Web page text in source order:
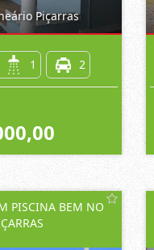
Piçarras
1 2
PISCINA BEM NO